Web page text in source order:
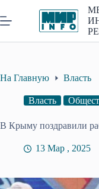
к
сути
На Главную Власть
Власть
В Крыму поздравили
13 Мар , 2025